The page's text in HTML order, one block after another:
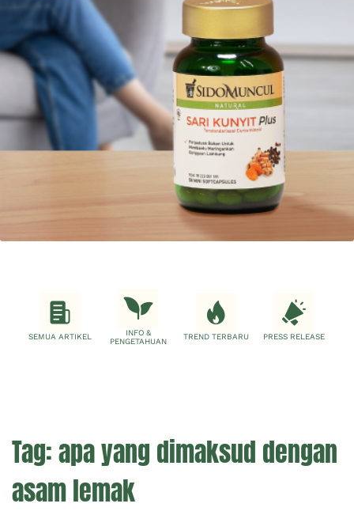
SEMUA ARTIKEL
INFO &
PENGETAHUAN
TREND TERBARU PRESS RELEASE
Tag:apa yang dimaksud dengan
asam lemak